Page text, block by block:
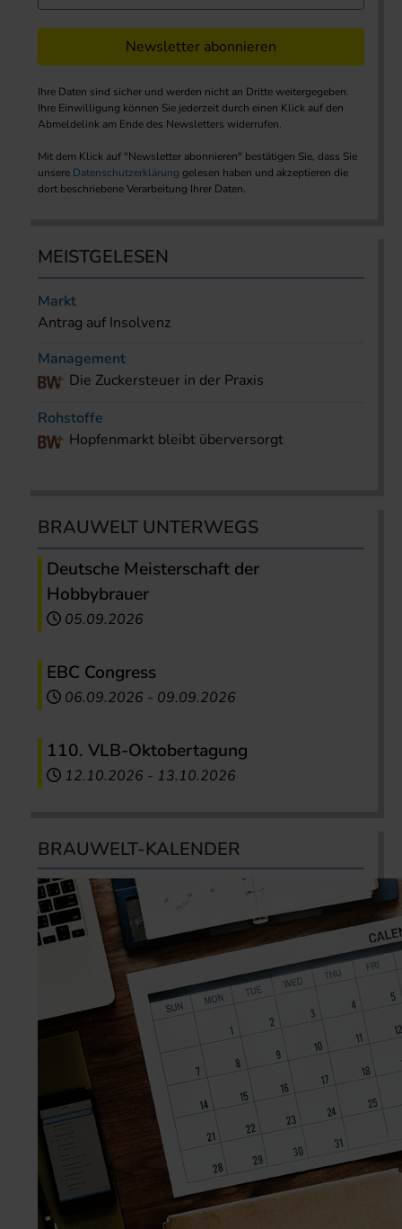
Newsletter abonnieren
Ihre Daten sind sicher und werden nicht an Dritte weitergegeben.
Ihre Einwilligung können Sie jederzeit durch einen Klick auf den
Abmeldelink am Ende des Newsletters widerrufen.
Mit dem Klick auf "Newsletter abonnieren" bestätigen Sie, dass Sie
unsere Datenschutzerklärung gelesen haben und akzeptieren die
dort beschriebene Verarbeitung Ihrer Daten.
MEISTGELESEN
Markt
Antrag auf Insolvenz
Management
Die Zuckersteuer in der Praxis
Rohstoffe
Hopfenmarkt bleibt überversorgt
BRAUWELT UNTERWEGS
Deutsche Meisterschaft der
Hobbybrauer
05.09.2026
EBC Congress
06.09.2026 - 09.09.2026
110. VLB-Oktobertagung
12.10.2026 - 13.10.2026
BRAUWELT-KALENDER